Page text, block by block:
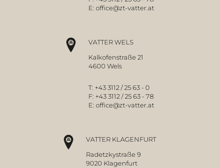
E: office@zt-vatter.at
VATTER WELS
Kalkofenstraße 21
4600 Wels
T: +43 3112 / 25 63 - 0
F: +43 3112 / 25 63 - 78
E: office@zt-vatter.at
VATTER KLAGENFURT
Radetzkystraße 9
9020 Klagenfurt